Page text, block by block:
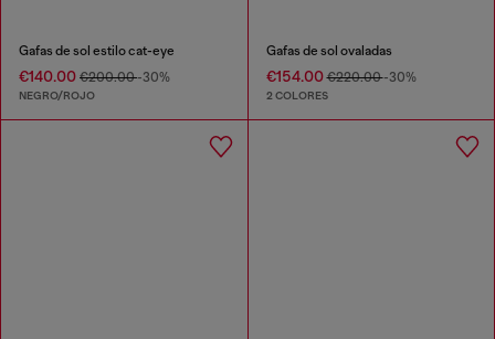
Gafas de sol estilo cat-eye
€140.00 €200.00-30%
NEGRO/ROJO
Gafas de sol ovaladas
€154.00€220.00-30%
2 COLORES